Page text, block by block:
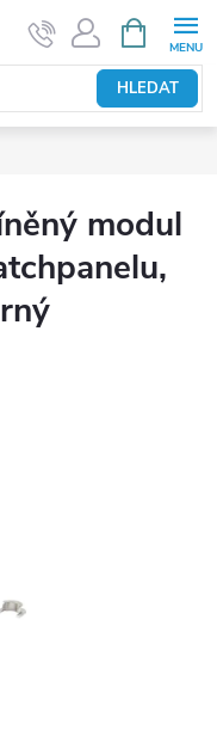
HLEDAT
NÁKUPNÍ
KOŠÍK
modul